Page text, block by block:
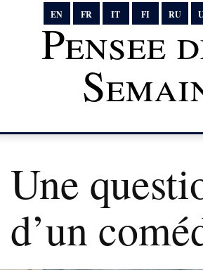
EN FR IT FI RU
Pensee
Une
d’un